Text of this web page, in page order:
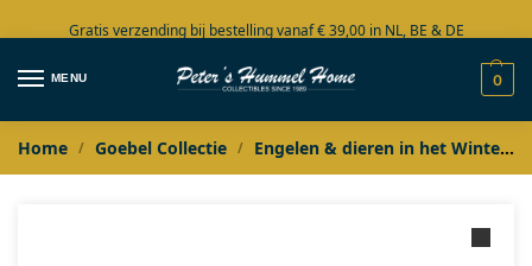
Gratis verzending bij bestelling vanaf € 39,00 in NL, BE & DE
Grote collectie in voorraad
MENU 0
Home / Goebel Collectie / Engelen & dieren in het Winterbos